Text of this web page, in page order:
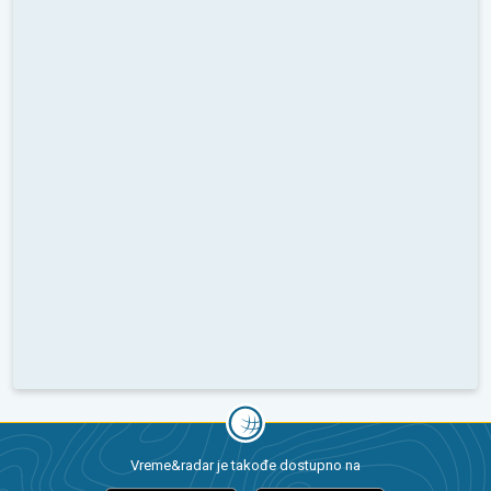
Vreme&radar je takođe dostupno na